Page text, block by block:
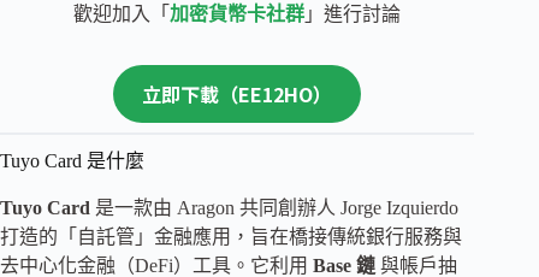
歡迎加入「加密貨幣卡社群 」進行討論
立即下載（EE12HO）
Tuyo Card 是什麼
Tuyo Card 是一款由 Aragon 共同創辦人 Jorge Izquierdo
打造的「自託管」金融應用，旨在橋接傳統銀行服務與
去中心化金融（DeFi）工具。它利用 Base 鏈 與帳戶抽